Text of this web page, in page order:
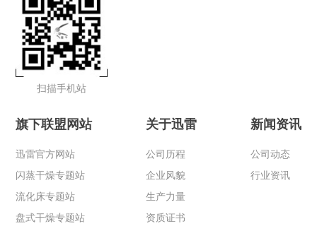
扫描手机站
旗下联盟网站
迅雷官方网站
闪蒸干燥专题站
流化床专题站
盘式干燥专题站
关于迅雷
公司历程
企业风貌
生产力量
资质证书
新闻资讯
公司动态
行业资讯